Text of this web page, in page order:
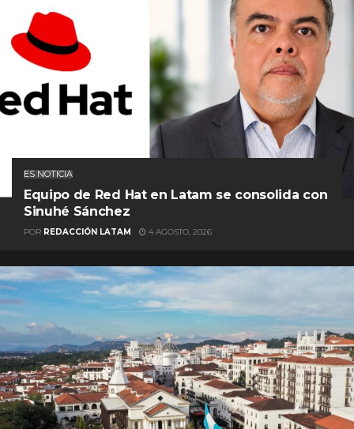
ES NOTICIA
Equipo de Red Hat en Latam se consolida con
Sinuhé Sánchez
POR REDACCIÓN LATAM 4 AGOSTO, 2026